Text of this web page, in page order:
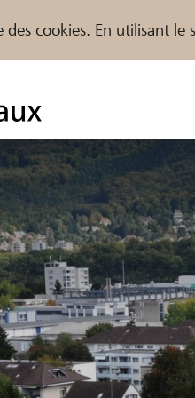
des cookies. En utilisant
& assistance
et des organisations